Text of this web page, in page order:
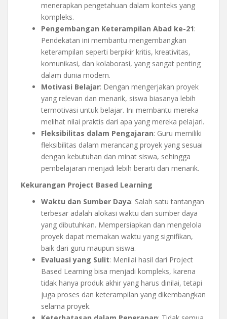
menerapkan pengetahuan dalam konteks yang
kompleks.
Pengembangan Keterampilan Abad ke-21:
Pendekatan ini membantu mengembangkan
keterampilan seperti berpikir kritis, kreativitas,
komunikasi, dan kolaborasi, yang sangat penting
dalam dunia modern.
Motivasi Belajar: Dengan mengerjakan proyek
yang relevan dan menarik, siswa biasanya lebih
termotivasi untuk belajar. Ini membantu mereka
melihat nilai praktis dari apa yang mereka pelajari.
Fleksibilitas dalam Pengajaran: Guru memiliki
fleksibilitas dalam merancang proyek yang sesuai
dengan kebutuhan dan minat siswa, sehingga
pembelajaran menjadi lebih berarti dan menarik.
Kekurangan Project Based Learning
Waktu dan Sumber Daya: Salah satu tantangan
terbesar adalah alokasi waktu dan sumber daya
yang dibutuhkan. Mempersiapkan dan mengelola
proyek dapat memakan waktu yang signifikan,
baik dari guru maupun siswa.
Evaluasi yang Sulit: Menilai hasil dari Project
Based Learning bisa menjadi kompleks, karena
tidak hanya produk akhir yang harus dinilai, tetapi
juga proses dan keterampilan yang dikembangkan
selama proyek.